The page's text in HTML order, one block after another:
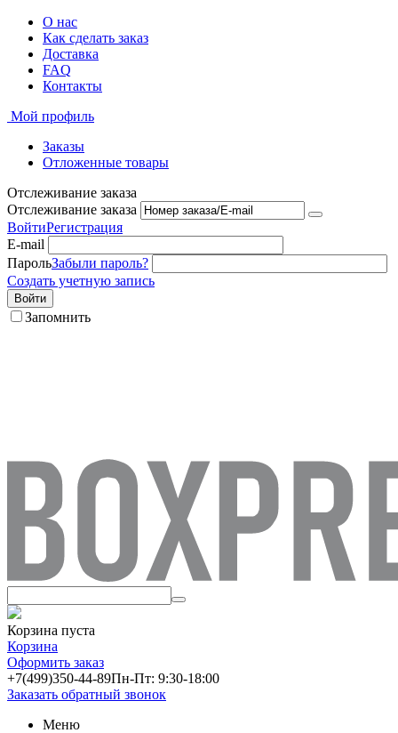
О нас
Как сделать заказ
Доставка
FAQ
Контакты
Мой профиль
Заказы
Отложенные товары
Отслеживание заказа
Отслеживание заказа
ВойтиРегистрация
E-mail
ПарольЗабыли пароль?
Создать учетную запись
Войти
Запомнить
Корзина пуста
Корзина
Оформить заказ
+7(499)350-44-89Пн-Пт: 9:30-18:00
Заказать обратный звонок
Меню